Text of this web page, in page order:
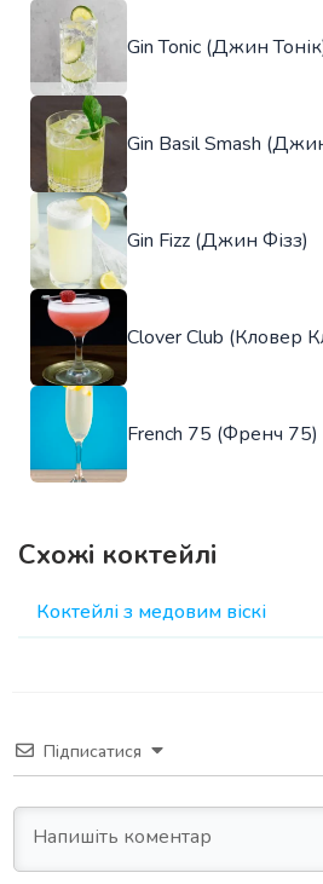
Gin Tonic (Джин
Gin Basil Smash
Gin Fizz (Джин Фізз)
Clover Club (Кловер
French 75 (Френч 75)
Схожі коктейлі
Коктейлі з медовим віскі
Підписатися